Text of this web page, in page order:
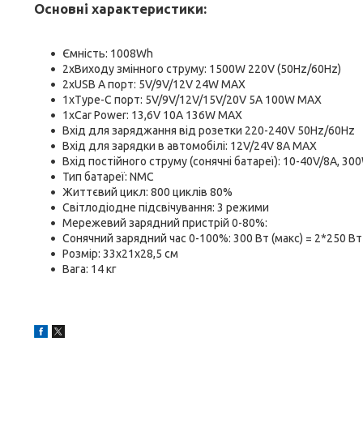
Основні характеристики:
Ємність: 1008Wh
2xВиходу змінного струму: 1500W 220V (50Hz/60Hz)
2xUSB А порт: 5V/9V/12V 24W MAX
1xType-C порт: 5V/9V/12V/15V/20V 5A 100W MAX
1xCar Power: 13,6V 10A 136W MAX
Вхід для заряджання від розетки 220-240V 50Hz/60Hz
Вхід для зарядки в автомобілі: 12V/24V 8A MAX
Вхід постійного струму (сонячні батареї): 10-40V/8A,
Тип батареї: NMC
Життєвий цикл: 800 циклів 80%
Світлодіодне підсвічування: 3 режими
Мережевий зарядний пристрій 0-80%:
Сонячний зарядний час 0-100%: 300 Вт (макс) = 2*250
Розмір: 33х21х28,5 см
Вага: 14 кг